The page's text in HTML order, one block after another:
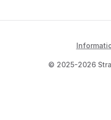
© 2025-2026